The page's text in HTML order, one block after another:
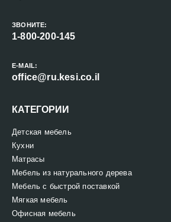
ЗВОНИТЕ:
1-800-200-145
E-MAIL:
office@ru.kesi.co.il
КАТЕГОРИИ
Детская мебель
Кухни
Матрасы
Мебель из натурального дерева
Мебель с быстрой поставкой
Мягкая мебель
Офисная мебель